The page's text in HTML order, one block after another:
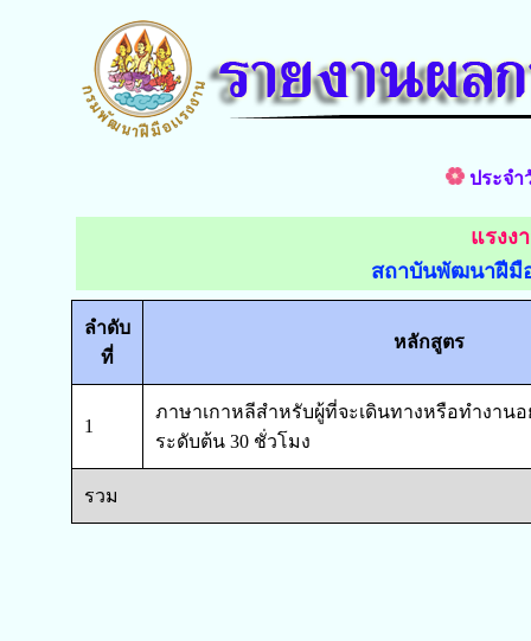
ประจำ
แรงง
สถาบันพัฒนาฝีมื
ลำดับ
ที่
หลักสูตร
1
ภาษาเกาหลีสำหรับผู้ที่จะเดินทางหรือทำงานอ
ระดับต้น 30 ชั่วโมง
รวม